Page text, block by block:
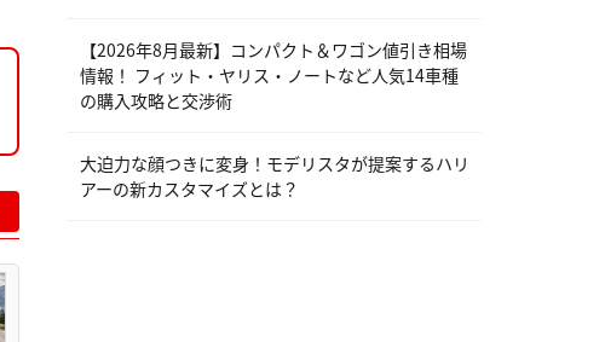
【2026年8月最新】コンパクト＆ワゴン値引き相場
情報！ フィット・ヤリス・ノートなど人気14車種
の購入攻略と交渉術
大迫力な顔つきに変身！モデリスタが提案するハリ
アーの新カスタマイズとは？